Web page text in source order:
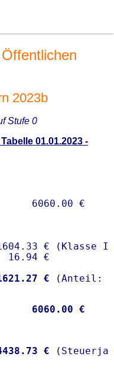
2023b
Stufe 0
01.01.2023 -
€ (Klasse I)
€
€
6060.00 €
€